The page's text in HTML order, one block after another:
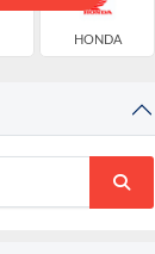
HONDA